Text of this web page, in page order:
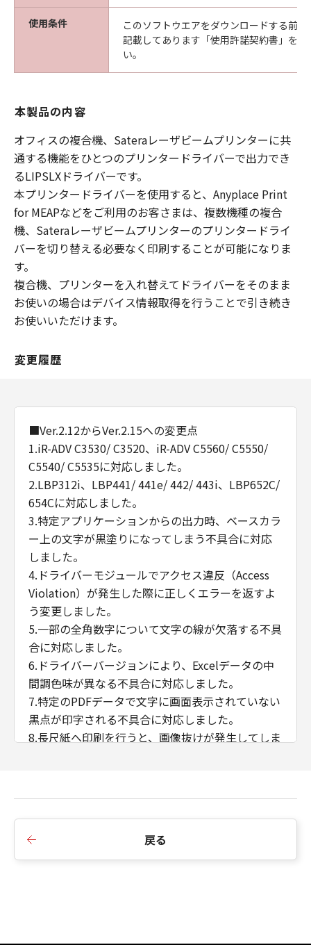
使用条件
このソフトウエアをダウンロードする前
記載してあります「使用許諾契約書」を
い。
本製品の内容
オフィスの複合機、Sateraレーザビームプリンターに共
通する機能をひとつのプリンタードライバーで出力でき
るLIPSLXドライバーです。
本プリンタードライバーを使用すると、Anyplace Print
for MEAPなどをご利用のお客さまは、複数機種の複合
機、Sateraレーザビームプリンターのプリンタードライ
バーを切り替える必要なく印刷することが可能になりま
す。
複合機、プリンターを入れ替えてドライバーをそのまま
お使いの場合はデバイス情報取得を行うことで引き続き
お使いいただけます。
変更履歴
■Ver.2.12からVer.2.15への変更点
1.iR-ADV C3530/ C3520、iR-ADV C5560/ C5550/
C5540/ C5535に対応しました。
2.LBP312i、LBP441/ 441e/ 442/ 443i、LBP652C/
654Cに対応しました。
3.特定アプリケーションからの出力時、ベースカラ
ー上の文字が黒塗りになってしまう不具合に対応
しました。
4.ドライバーモジュールでアクセス違反（Access
Violation）が発生した際に正しくエラーを返すよ
う変更しました。
5.一部の全角数字について文字の線が欠落する不具
合に対応しました。
6.ドライバーバージョンにより、Excelデータの中
間調色味が異なる不具合に対応しました。
7.特定のPDFデータで文字に画面表示されていない
黒点が印字される不具合に対応しました。
8.長尺紙へ印刷を行うと、画像抜けが発生してしま
11.ぺージ集約（Nin1）+ 製本印刷機能に対応しま
した。
戻る